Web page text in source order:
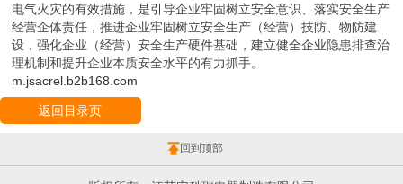
电气火灾的有效措施，是引导企业牢固树立安全意识、落实安全生产
经营企体责任，推进企业牢固树立安全生产（经营）技防、物防建
设，强化企业（经营）安全生产硬件基础，建立健全企业隐患排查治
理机制和提升企业本质安全水平的有力抓手。
m.jsacrel.b2b168.com
返回目录页
回到顶部